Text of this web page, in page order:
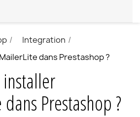
Integration
dans Prestashop ?
Prestashop ?